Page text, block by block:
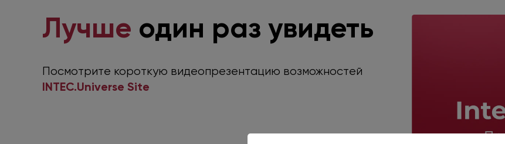
Лучше один раз увидеть
Посмотрите короткую видеопрезентацию возможностей
INTEC.Universe Site